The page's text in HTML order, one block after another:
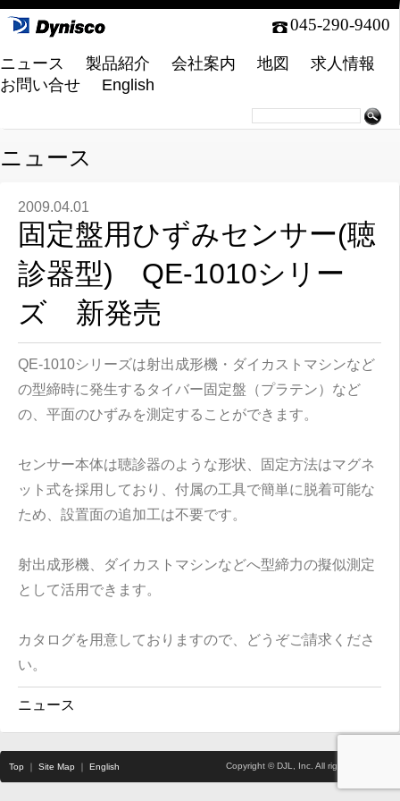
045-290-9400
ニュース 製品紹介 会社案内 地図
求人情報
お問い合せ
English
ニュース
2009.04.01
固定盤用ひずみセンサー(聴
診器型) QE-1010シリー
ズ 新発売
QE-1010シリーズは射出成形機・ダイカストマシンなど
の型締時に発生するタイバー固定盤（プラテン）など
の、平面のひずみを測定することができます。
センサー本体は聴診器のような形状、固定方法はマグネ
ット式を採用しており、付属の工具で簡単に脱着可能な
ため、設置面の追加工は不要です。
射出成形機、ダイカストマシンなどへ型締力の擬似測定
として活用できます。
カタログを用意しておりますので、どうぞご請求くださ
い。
ニュース
Top ｜ Site Map ｜ English Copyright © DJL, Inc. All rights reserved.